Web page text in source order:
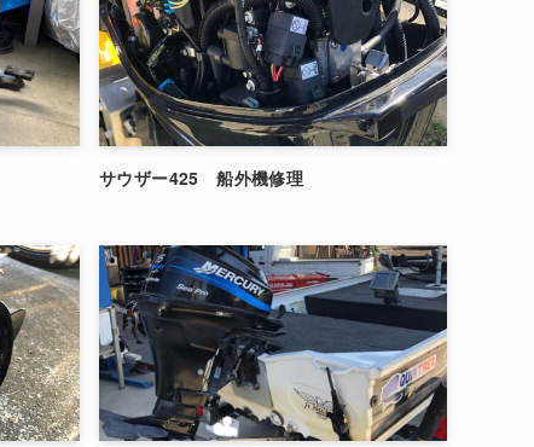
サウザー425 船外機修理